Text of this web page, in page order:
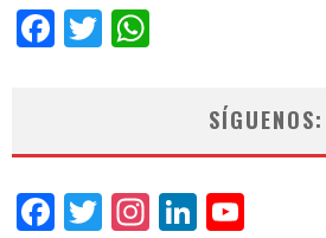
Facebook
Twitter
SÍGUENOS:
Facebook
Twitter
Instagram
LinkedIn